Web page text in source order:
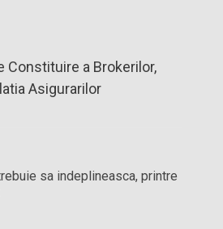
Constituire a Brokerilor,
Asigurarilor
sa indeplineasca, printre